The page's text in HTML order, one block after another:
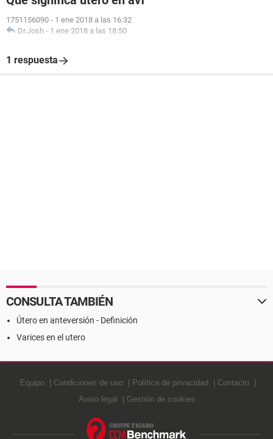
1751156090 - 1 ene 2018 a las 16:32
Dr.Josh - 1 ene 2018 a las 18:50
1 respuesta
CONSULTA TAMBIÉN
Útero en anteversión - Definición
Varices en el utero
Equipo Condiciones de uso Política de privacidad
Contacto
Aviso legal
Gestión de cookies